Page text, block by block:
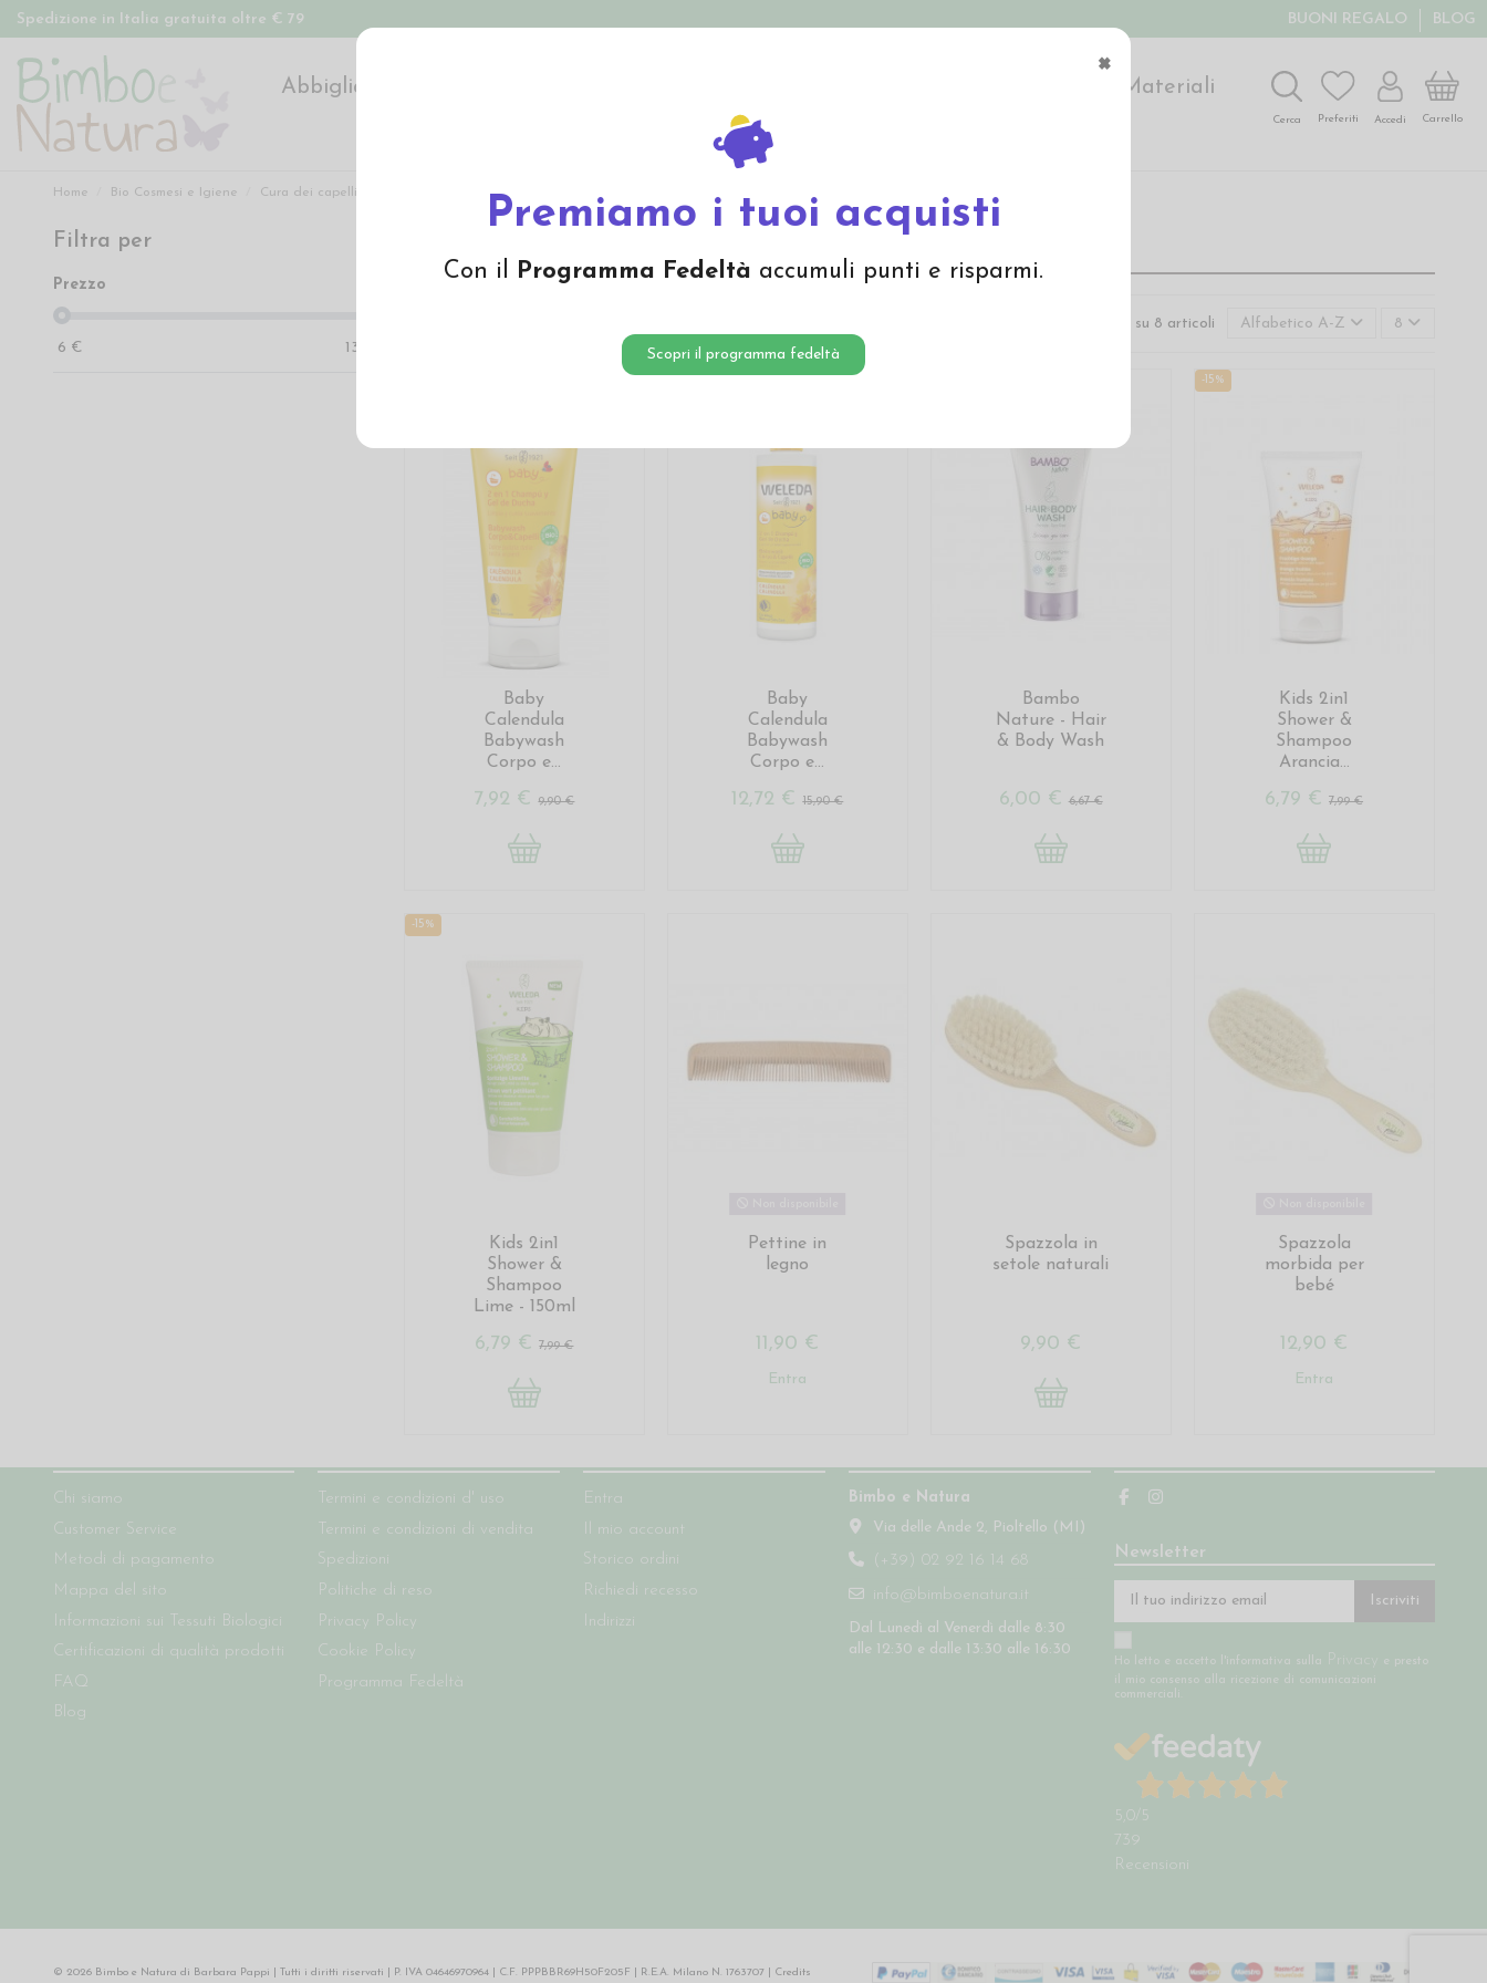
×
Premiamo i tuoi acquisti
Con il Programma Fedeltà accumuli punti e risparmi.
Scopri il programma fedeltà
Spedizione in Italia gratuita oltre € 79 BUONI REGALO BLOG
Abbigliamento
Materiali
Offerte
Cerca Preferiti Accedi Carrello
Home Bio Cosmesi e Igiene Cura dei capelli
Visualizzati 1-8 su 8 articoli Alfabetico A-Z 8
Baby
Calendula
Babywash
Corpo e...
7,92 €9,90 €
Baby
Calendula
Babywash
Corpo e...
12,72 €15,90 €
Bambo
Nature - Hair
& Body Wash
6,00 € 6,67 €
-15%
Kids 2in1
Shower &
Shampoo
Arancia...
6,79 €7,99 €
-15%
Kids 2in1
Shower &
Shampoo
Lime - 150ml
6,79 €7,99 €
Pettine in
legno
11,90 €
Entra
Spazzola in
setole naturali
9,90 €
Spazzola
morbida per
bebé
12,90 €
Entra
Filtra per
Prezzo
6 € 13
Chi siamo
Customer Service
Metodi di pagamento
Mappa del sito
Informazioni sui Tessuti Biologici
Certificazioni di qualità prodotti
FAQ
Blog
Termini e condizioni d' uso
Termini e condizioni di vendita
Spedizioni
Politiche di reso
Privacy Policy
Cookie Policy
Programma Fedeltà
Entra
Il mio account
Storico ordini
Richiedi recesso
Indirizzi
Bimbo e Natura
Via delle Ande 2, Pioltello (MI)
(+39) 02 92 16 14 68
info@bimboenatura.it
Dal Lunedì al Venerdì dalle 8:30
alle 12:30 e dalle 13:30 alle 16:30
Newsletter
Iscriviti
Ho letto e accetto l'informativa sulla Privacy
e presto
il mio consenso alla ricezione di comunicazioni
commerciali.
5,0/5
739
Recensioni
© 2026 Bimbo e Natura di Barbara Pappi | Tutti i diritti riservati | P. IVA 04646970964 | C.F. PPPBBR69H50F205F | R.E.A. Milano N. 1763707 | Credits